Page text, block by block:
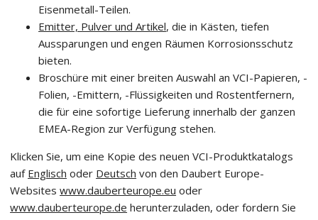
Eisenmetall-Teilen.
Emitter, Pulver und Artikel, die in Kästen, tiefen
Aussparungen und engen Räumen Korrosionsschutz
bieten.
Broschüre mit einer breiten Auswahl an VCI-Papieren, -
Folien, -Emittern, -Flüssigkeiten und Rostentfernern,
die für eine sofortige Lieferung innerhalb der ganzen
EMEA-Region zur Verfügung stehen.
Klicken Sie, um eine Kopie des neuen VCI-Produktkatalogs
auf Englisch oder Deutsch von den Daubert Europe-
Websiteswww.dauberteurope.eu oder
www.dauberteurope.de herunterzuladen, oder fordern Sie